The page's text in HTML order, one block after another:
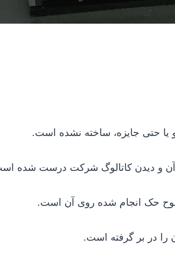
یا حتی جایزه، ساخته نشده است.
آن و دیدن کاتالوگ شرکت درست شده
حک انجام شده روی آن است.
را در بر گرفته است.